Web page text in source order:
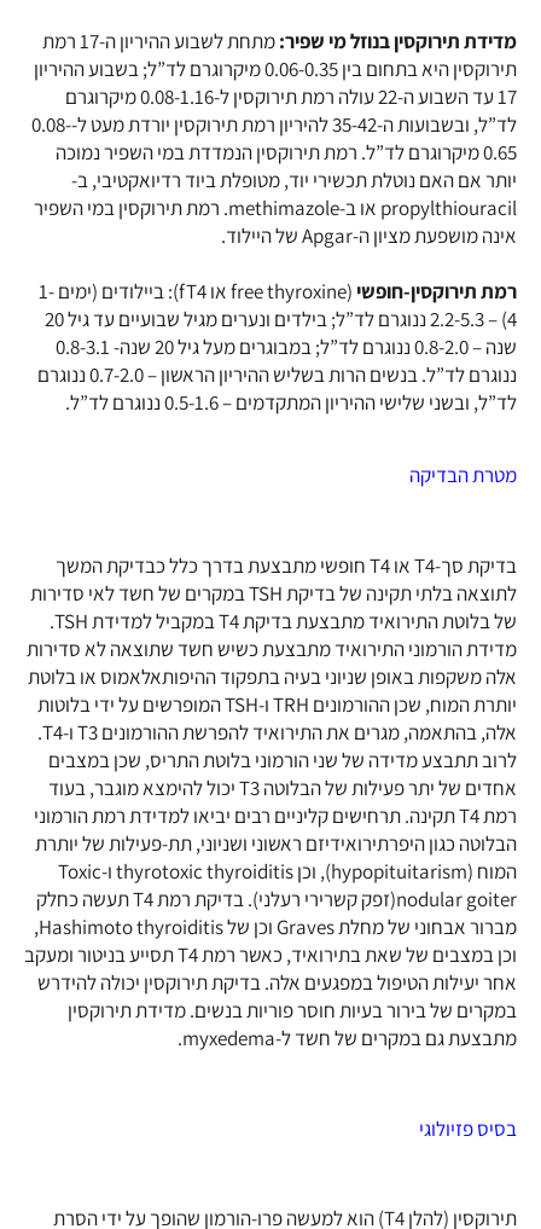
מדידת תירוקסין בנוזל מי שפיר:
מתחת לשבוע ההיריון ה-17 רמת
תירוקסין היא בתחום בין 0.06-0.35 מיקרוגרם לד”ל; בשבוע ההיריון
17 עד השבוע ה-22 עולה רמת תירוקסין ל-0.08-1.16 מיקרוגרם
לד”ל, ובשבועות ה-35-42 להיריון רמת תירוקסין יורדת מעט ל-0.08-
0.65 מיקרוגרם לד”ל. רמת תירוקסין הנמדדת במי השפיר נמוכה
יותר אם האם נוטלת תכשירי יוד, מטופלת ביוד רדיואקטיבי, ב-
propylthiouracil או ב-methimazole. רמת תירוקסין במי השפיר
אינה מושפעת מציון ה-Apgar של היילוד.
רמת תירוקסין-חופשי
(free thyroxine או fT4): ביילודים (ימים 1-
4) – 2.2-5.3 ננוגרם לד”ל; בילדים ונערים מגיל שבועיים עד גיל 20
שנה – 0.8-2.0 ננוגרם לד”ל; במבוגרים מעל גיל 20 שנה- 0.8-3.1
ננוגרם לד”ל. בנשים הרות בשליש ההיריון הראשון – 0.7-2.0 ננוגרם
לד”ל, ובשני שלישי ההיריון המתקדמים – 0.5-1.6 ננוגרם לד”ל.
מטרת הבדיקה
בדיקת סך-T4 או T4 חופשי מתבצעת בדרך כלל כבדיקת המשך
לתוצאה בלתי תקינה של בדיקת TSH במקרים של חשד לאי סדירות
של בלוטת התירואיד מתבצעת בדיקת T4 במקביל למדידת TSH.
מדידת הורמוני התירואיד מתבצעת כשיש חשד שתוצאה לא סדירות
אלה משקפות באופן שניוני בעיה בתפקוד ההיפותאלאמוס או בלוטת
יותרת המוח, שכן ההורמונים TRH ו-TSH המופרשים על ידי בלוטות
אלה, בהתאמה, מגרים את התירואיד להפרשת ההורמונים T3 ו-T4.
לרוב תתבצע מדידה של שני הורמוני בלוטת התריס, שכן במצבים
אחדים של יתר פעילות של הבלוטה T3 יכול להימצא מוגבר, בעוד
רמת T4 תקינה. תרחישים קליניים רבים יביאו למדידת רמת הורמוני
הבלוטה כגון היפרתירואידיזם ראשוני ושניוני, תת-פעילות של יותרת
המוח (hypopituitarism), וכן thyrotoxic thyroiditis ו-Toxic
nodular goiter(זפק קשרירי רעלני). בדיקת רמת T4 תעשה כחלק
מברור אבחוני של מחלת Graves וכן של Hashimoto thyroiditis,
וכן במצבים של שאת בתירואיד, כאשר רמת T4 תסייע בניטור ומעקב
אחר יעילות הטיפול במפגעים אלה. בדיקת תירוקסין יכולה להידרש
במקרים של בירור בעיות חוסר פוריות בנשים. מדידת תירוקסין
מתבצעת גם במקרים של חשד ל-myxedema.
בסיס פזיולוגי
תירוקסין (להלן T4) הוא למעשה פרו-הורמון שהופך על ידי הסרת